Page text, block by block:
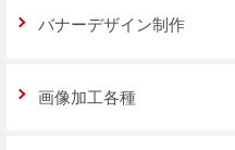
バナーデザイン制作
画像加工各種